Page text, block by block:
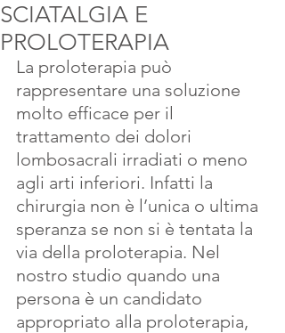
SCIATALGIA E
PROLOTERAPIA
La proloterapia può
rappresentare una soluzione
molto efficace per il
trattamento dei dolori
lombosacrali irradiati o meno
agli arti inferiori. Infatti la
chirurgia non è l’unica o ultima
speranza se non si è tentata la
via della proloterapia. Nel
nostro studio quando una
persona è un candidato
appropriato alla proloterapia,